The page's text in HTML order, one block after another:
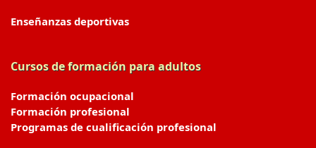
Enseñanzas deportivas
Cursos de formación para adultos
Formación ocupacional
Formación profesional
Programas de cualificación profesional